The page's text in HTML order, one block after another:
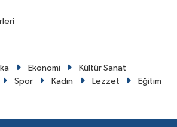
Ekonomi
Kültür Sanat
Spor Kadın Lezzet Eğitim